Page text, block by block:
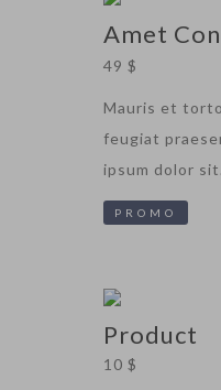
Amet
49 $
Mauris et
feugiat
ipsum dolor sit.
PROMO
Product
10 $